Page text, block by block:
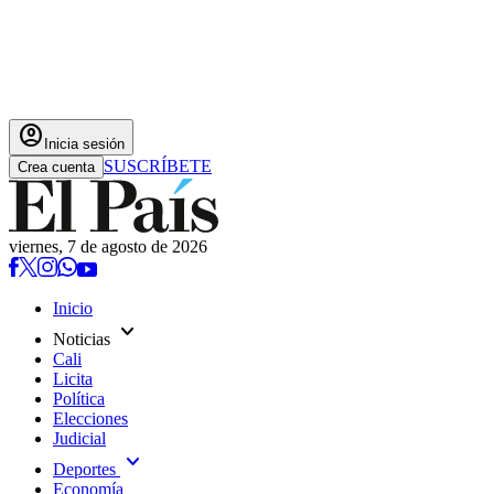
account_circle Inicia sesión
Crea cuenta SUSCRÍBETE
viernes, 7 de agosto de 2026
Inicio
Noticias expand_more
Cali
Licita
Política
Elecciones
Judicial
Deportes expand_more
Economía